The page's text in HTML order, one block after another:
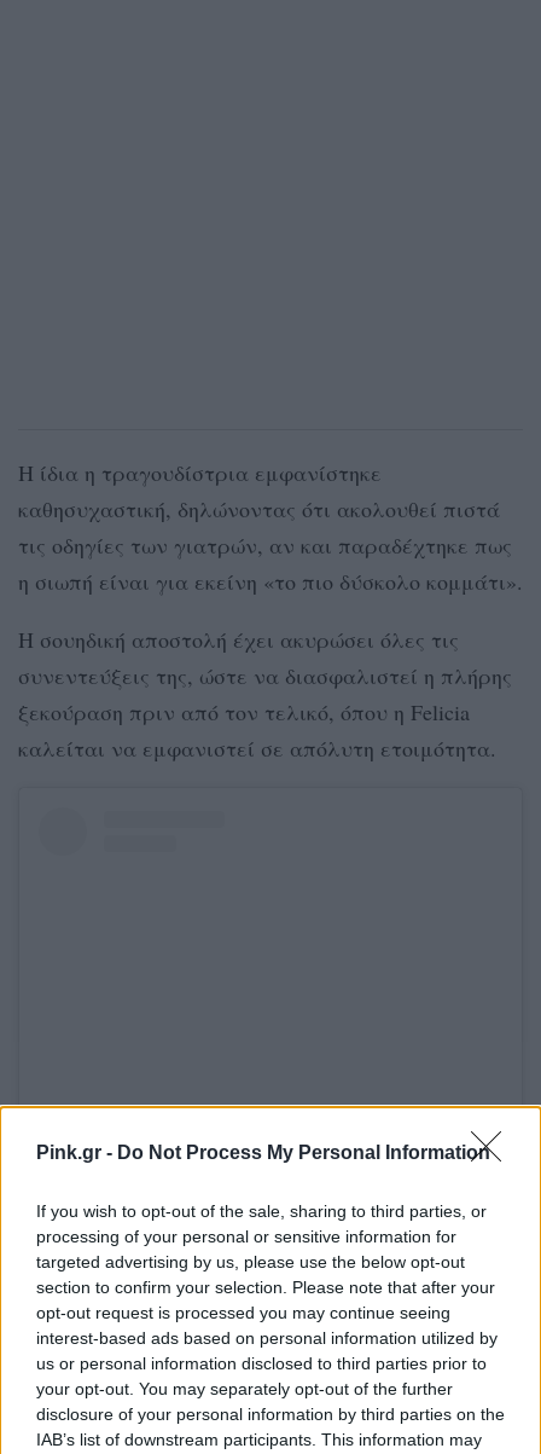
Pink.gr - Do Not Process My Personal Information
If you wish to opt-out of the sale, sharing to third parties, or
processing of your personal or sensitive information for
targeted advertising by us, please use the below opt-out
section to confirm your selection. Please note that after your
opt-out request is processed you may continue seeing
interest-based ads based on personal information utilized by
us or personal information disclosed to third parties prior to
your opt-out. You may separately opt-out of the further
disclosure of your personal information by third parties on the
IAB’s list of downstream participants. This information may
Η ίδια η τραγουδίστρια εμφανίστηκε
καθησυχαστική, δηλώνοντας ότι ακολουθεί πιστά
τις οδηγίες των γιατρών, αν και παραδέχτηκε πως
η σιωπή είναι για εκείνη «το πιο δύσκολο κομμάτι».
Η σουηδική αποστολή έχει ακυρώσει όλες τις
συνεντεύξεις της, ώστε να διασφαλιστεί η πλήρης
ξεκούραση πριν από τον τελικό, όπου η Felicia
καλείται να εμφανιστεί σε απόλυτη ετοιμότητα.
[ΠΗΓΗ]
ΔΙΑΦΗΜΙΣΗ